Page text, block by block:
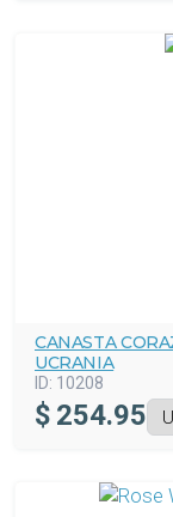
CANASTA
UCRANIA
ID: 10208
$ 254.95